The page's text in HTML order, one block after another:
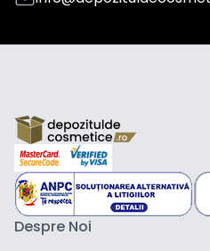
Despre Noi